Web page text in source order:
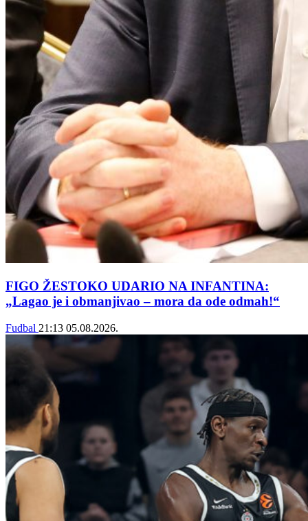
FIGO ŽESTOKO UDARIO NA INFANTINA:
„Lagao je i obmanjivao – mora da ode odmah!“
Fudbal 21:13 05.08.2026.